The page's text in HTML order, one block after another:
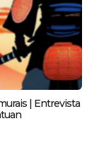
| Entrevista